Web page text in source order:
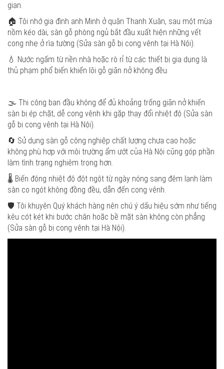
gian.
🏠 Tôi nhớ gia đình anh Minh ở quận Thanh Xuân, sau một mùa
nồm kéo dài, sàn gỗ phòng ngủ bắt đầu xuất hiện những vết
cong nhẹ ở rìa tường (Sửa sàn gỗ bị cong vênh tại Hà Nội).
💧 Nước ngấm từ nền nhà hoặc rò rỉ từ các thiết bị gia dụng là
thủ phạm phổ biến khiến lõi gỗ giãn nở không đều.
🌫️ Thi công ban đầu không để đủ khoảng trống giãn nở khiến
sàn bị ép chặt, dễ cong vênh khi gặp thay đổi nhiệt độ (Sửa sàn
gỗ bị cong vênh tại Hà Nội).
🔄 Sử dụng sàn gỗ công nghiệp chất lượng chưa cao hoặc
không phù hợp với môi trường ẩm ướt của Hà Nội cũng góp phần
làm tình trạng nghiêm trọng hơn.
🌡️ Biến động nhiệt độ đột ngột từ ngày nóng sang đêm lạnh làm
sàn co ngót không đồng đều, dẫn đến cong vênh.
🛡️ Tôi khuyên Quý khách hàng nên chú ý dấu hiệu sớm như tiếng
kêu cót két khi bước chân hoặc bề mặt sàn không còn phẳng
(Sửa sàn gỗ bị cong vênh tại Hà Nội).